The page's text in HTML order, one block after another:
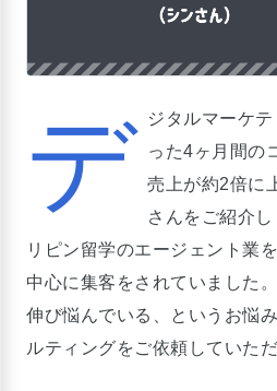
デ
ジタルマーケ
った4ヶ月間の
売上が約2倍に
さんをご紹介
リピン留学のエージェント業
中心に集客をされていました
伸び悩んでいる、というお悩
ルティングをご依頼していただ